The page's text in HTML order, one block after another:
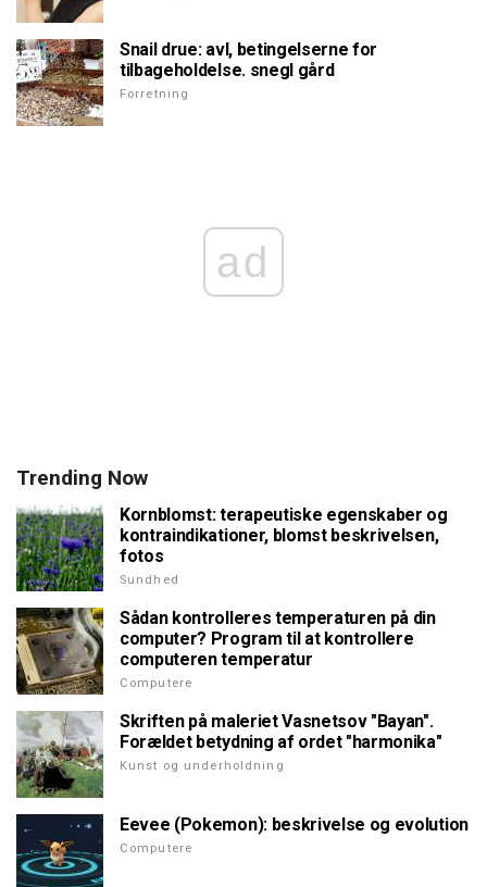
Snail drue: avl, betingelserne for
tilbageholdelse. snegl gård
Forretning
ad
Trending Now
Kornblomst: terapeutiske egenskaber og
kontraindikationer, blomst beskrivelsen,
fotos
Sundhed
Sådan kontrolleres temperaturen på din
computer? Program til at kontrollere
computeren temperatur
Computere
Skriften på maleriet Vasnetsov "Bayan".
Forældet betydning af ordet "harmonika"
Kunst og underholdning
Eevee (Pokemon): beskrivelse og evolution
Computere